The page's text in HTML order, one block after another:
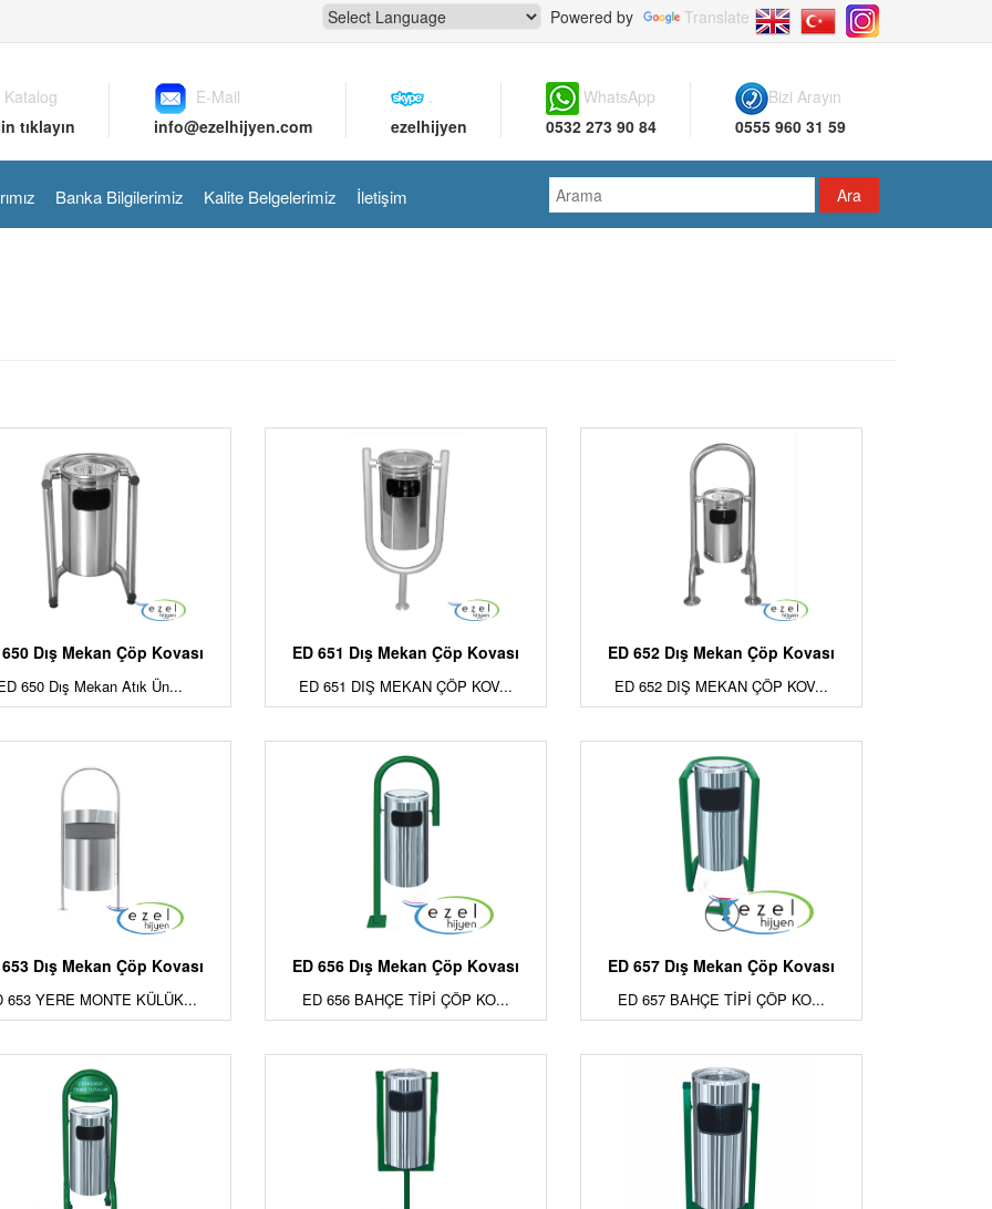
Powered by Translate
Bizi Arayın
0555 960 31 59
WhatsApp
0532 273 90 84
ezelhijyen
E-Mail
info@ezelhijyen.com
tıklayın
Banka Bilgilerimiz Kalite Belgelerimiz İletişim
Dış Mekan Çöp Kovası
650 Dış Mekan Atık Ün...
ED 651 Dış Mekan Çöp Kovası
ED 651 DIŞ MEKAN ÇÖP KOV...
ED 652 Dış Mekan Çöp Kovası
ED 652 DIŞ MEKAN ÇÖP KOV...
Dış Mekan Çöp Kovası
653 YERE MONTE KÜLÜK...
ED 656 Dış Mekan Çöp Kovası
ED 656 BAHÇE TİPİ ÇÖP KO...
ED 657 Dış Mekan Çöp Kovası
ED 657 BAHÇE TİPİ ÇÖP KO...